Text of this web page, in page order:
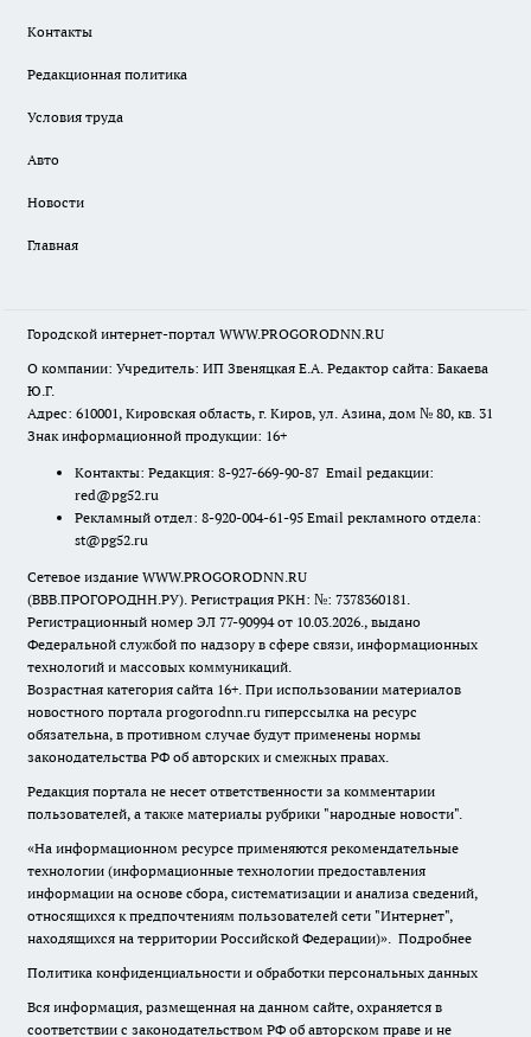
Контакты
Редакционная политика
Условия труда
Авто
Новости
Главная
Городской интернет-портал WWW.PROGORODNN.RU
О компании: Учредитель: ИП Звеняцкая Е.А. Редактор сайта: Бакаева
Ю.Г.
Адрес: 610001, Кировская область, г. Киров, ул. Азина, дом № 80, кв. 31
Знак информационной продукции: 16+
Контакты: Редакция: 8-927-669-90-87 Email редакции:
red@pg52.ru
Рекламный отдел: 8-920-004-61-95 Email рекламного отдела:
st@pg52.ru
Сетевое издание WWW.PROGORODNN.RU
(ВВВ.ПРОГОРОДНН.РУ). Регистрация РКН: №: 7378360181.
Регистрационный номер ЭЛ 77-90994 от 10.03.2026., выдано
Федеральной службой по надзору в сфере связи, информационных
технологий и массовых коммуникаций.
Возрастная категория сайта 16+. При использовании материалов
новостного портала progorodnn.ru гиперссылка на ресурс
обязательна, в противном случае будут применены нормы
законодательства РФ об авторских и смежных правах.
Редакция портала не несет ответственности за комментарии
пользователей, а также материалы рубрики "народные новости".
«На информационном ресурсе применяются рекомендательные
технологии (информационные технологии предоставления
информации на основе сбора, систематизации и анализа сведений,
относящихся к предпочтениям пользователей сети "Интернет",
находящихся на территории Российской Федерации)». Подробнее
Политика конфиденциальности и обработки персональных данных
Вся информация, размещенная на данном сайте, охраняется в
соответствии с законодательством РФ об авторском праве и не